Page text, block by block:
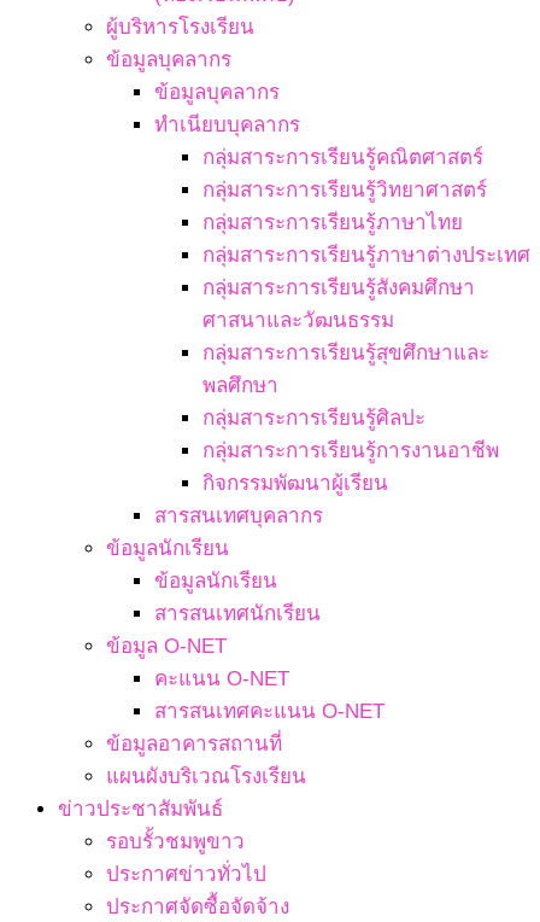
ผู้บริหารโรงเรียน
ข้อมูลบุคลากร
ข้อมูลบุคลากร
ทำเนียบบุคลากร
กลุ่มสาระการเรียนรู้คณิตศาสตร์
กลุ่มสาระการเรียนรู้วิทยาศาสตร์
กลุ่มสาระการเรียนรู้ภาษาไทย
กลุ่มสาระการเรียนรู้ภาษาต่างประเทศ
กลุ่มสาระการเรียนรู้สังคมศึกษา
ศาสนาและวัฒนธรรม
กลุ่มสาระการเรียนรู้สุขศึกษาและ
พลศึกษา
กลุ่มสาระการเรียนรู้ศิลปะ
กลุ่มสาระการเรียนรู้การงานอาชีพ
กิจกรรมพัฒนาผู้เรียน
สารสนเทศบุคลากร
ข้อมูลนักเรียน
ข้อมูลนักเรียน
สารสนเทศนักเรียน
ข้อมูล O-NET
คะแนน O-NET
สารสนเทศคะแนน O-NET
ข้อมูลอาคารสถานที่
แผนผังบริเวณโรงเรียน
ข่าวประชาสัมพันธ์
รอบรั้วชมพูขาว
ประกาศข่าวทั่วไป
ประกาศจัดซื้อจัดจ้าง